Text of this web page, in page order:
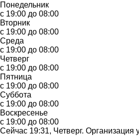
Понедельник
с 19:00 до 08:00
Вторник
с 19:00 до 08:00
Среда
с 19:00 до 08:00
Четверг
с 19:00 до 08:00
Пятница
с 19:00 до 08:00
Суббота
с 19:00 до 08:00
Воскресенье
с 19:00 до 08:00
Сейчас 19:31, Четверг. Организация